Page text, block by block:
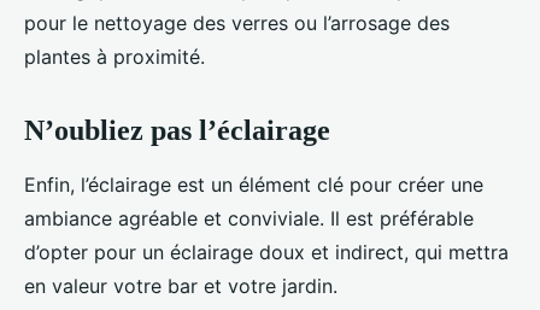
pour le nettoyage des verres ou l’arrosage des
plantes à proximité.
N’oubliez pas l’éclairage
Enfin, l’éclairage est un élément clé pour créer une
ambiance agréable et conviviale. Il est préférable
d’opter pour un éclairage doux et indirect, qui mettra
en valeur votre bar et votre jardin.